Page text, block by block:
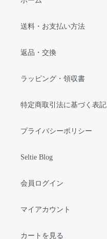
送料・お支払い方法
返品・交換
ラッピング・領収書
特定商取引法に基づく表記
プライバシーポリシー
Seltie Blog
会員ログイン
マイアカウント
カートを見る